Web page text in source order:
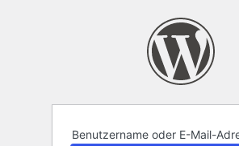
Benutzername oder E-Mail-